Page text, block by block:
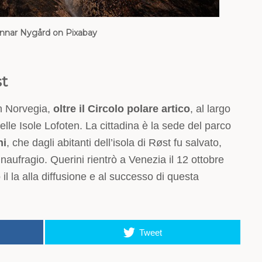
Nygård on Pixabay
Norvegia, oltre il Circolo polare artico, al largo
Isole Lofoten. La cittadina è la sede del parco
, che dagli abitanti dell’isola di Røst fu salvato,
Querini rientrò a Venezia il 12 ottobre
il la alla diffusione e al successo di questa
Tweet